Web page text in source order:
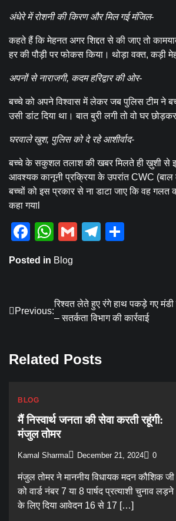
अंधेरे में रोशनी की किरण और मिल गई मंजिल-
कहते हैं कि मेहनत अगर शिद्दत से की जाए तो
हर की पौड़ी पर फोकस किया। थोड़ा वक्त, कड़ी
अपनों से नाराजगी, कदम हरिद्वार की ओर-
बच्चे को अपने विश्वास में लेकर जब पुलिस टीम ने
उसी डांट दिया था। बात बुरी लगी तो वो घर
घरवाले खुश, पुलिस को दे रहे आशीर्वाद-
बच्चे के सकुशल तलाश की खबर मिलते ही ख़ुशी से
आवश्यक कानूनी प्रक्रिया के उपरांत CWC (बाल
बच्चों को इस प्रकार से ना डाटा जाए कि वह गलत
कहा गयाl
Facebook
WhatsApp
GmailTelegram
Posted in Blog
Post
Previous:
रिश्वत लेते हुए रंगे हाथ पकड़े गए मंडी
– सतर्कता विभाग की कार्रवाई
Related Posts
BLOG
मैं निस्वार्थ जनता की सेवा करती रहूंगी:
मंजुल तोमर
Kamal Sharma December 21, 2024 0
मंजुल तोमर ने माननीय विधायक मदन कौशिक जी
को वार्ड नंबर 7 या 8 पार्षद प्रत्याशी चुनाव लड़ने
के लिए दिया आवेदन 16 से 17 […]